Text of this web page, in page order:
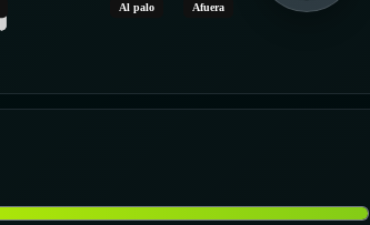
Al palo Afuera